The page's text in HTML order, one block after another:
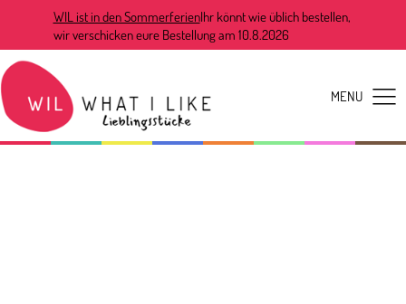
WIL ist in den SommerferienIhr könnt wie üblich bestellen,
wir verschicken eure Bestellung am 10.8.2026